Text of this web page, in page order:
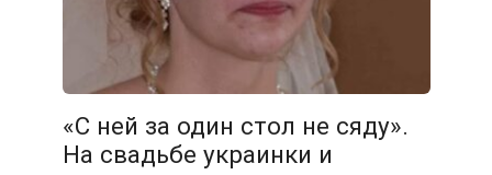
«С ней за один стол не сяду».
На свадьбе украинки и